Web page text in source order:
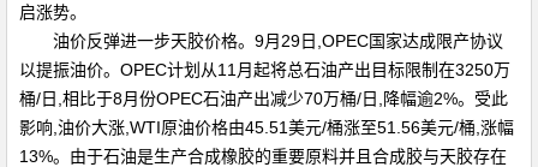
启涨势。
油价反弹进一步天胶价格。9月29日,OPEC国家达成限产协议
以提振油价。OPEC计划从11月起将总石油产出目标限制在3250万
桶/日,相比于8月份OPEC石油产出减少70万桶/日,降幅逾2%。受此
影响,油价大涨,WTI原油价格由45.51美元/桶涨至51.56美元/桶,涨幅
13%。由于石油是生产合成橡胶的重要原料并且合成胶与天胶存在